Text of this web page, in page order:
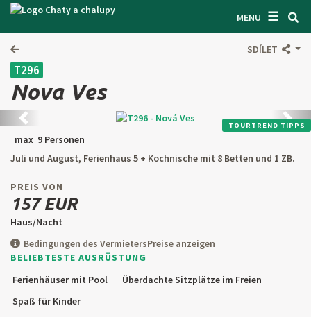
MENU ☰
SUCHEN UNTERKUNFT
BEDINGUNGEN
KONTAKTE
EINGANG FÜR DEN EIGENTÜMER
SUCHEN AUF WEBSITE
CZ SK EN
DE
PL
SDÍLET
T296
Nova Ves
Zurück TOURTREND TIPPS
max 9 Personen
Juli und August, Ferienhaus 5 + Kochnische mit 8 Betten und 1 ZB.
PREIS VON
157 EUR
Haus/Nacht
Bedingungen des VermietersPreise anzeigen
BELIEBTESTE AUSRÜSTUNG
Ferienhäuser mit Pool
Überdachte Sitzplätze im Freien
Spaß für Kinder